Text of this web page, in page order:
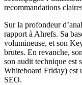
recommandations
Sur la profondeur
rapport à Ahrefs. Sa
volumineuse, et son
brutes. En revanche,
son audit technique est
Whiteboard Friday) est
SEO.